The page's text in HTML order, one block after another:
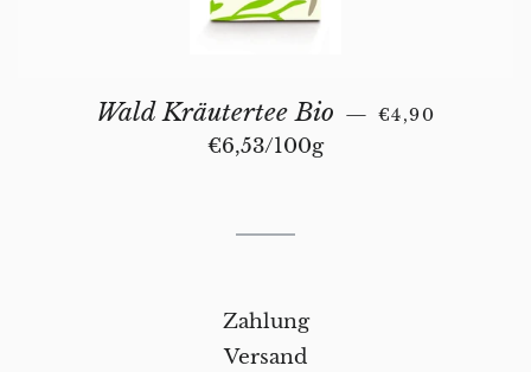
Wald Kräutertee Bio — NORMALER
€4,90
Stückpreis
€6,53/pro
100g
Zahlung
Versand